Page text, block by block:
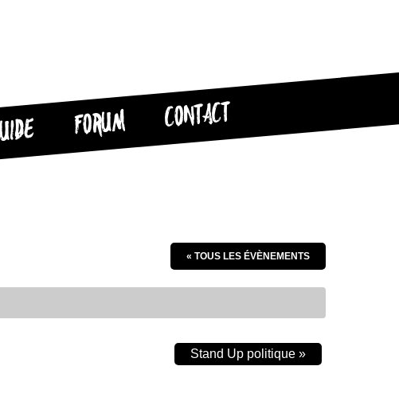
FORUM CONTACT
« TOUS LES ÉVÈNEMENTS
Stand Up politique »